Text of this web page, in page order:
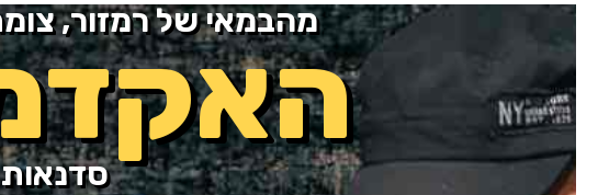
מהבמאי של רמזור,